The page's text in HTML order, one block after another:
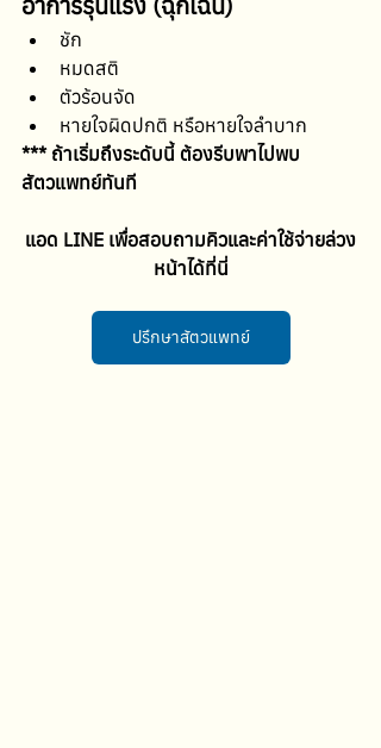
ชัก
หมดสติ
ตัวร้อนจัด
หายใจผิดปกติ หรือหายใจลำบาก
*** ถ้าเริ่มถึงระดับนี้ ต้องรีบพาไปพบ
สัตวแพทย์ทันที
แอด LINE เพื่อสอบถามคิวและค่าใช้จ่ายล่วง
หน้าได้ที่นี่
ปรึกษาสัตวแพทย์